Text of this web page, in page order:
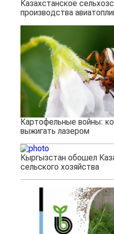
Казахстанское
производства
Картофельные войны:
выжигать лазером
Кыргызстан обошел
сельского хозяйства